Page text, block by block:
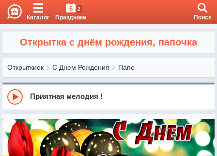
Каталог
6 2
Праздники Поиск
Открытка с днём рождения, папочка
Открыткиок С Днем Рождения Папе
Приятная мелодия !